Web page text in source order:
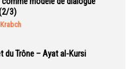
3)
du Trône – Ayat al-Kursi